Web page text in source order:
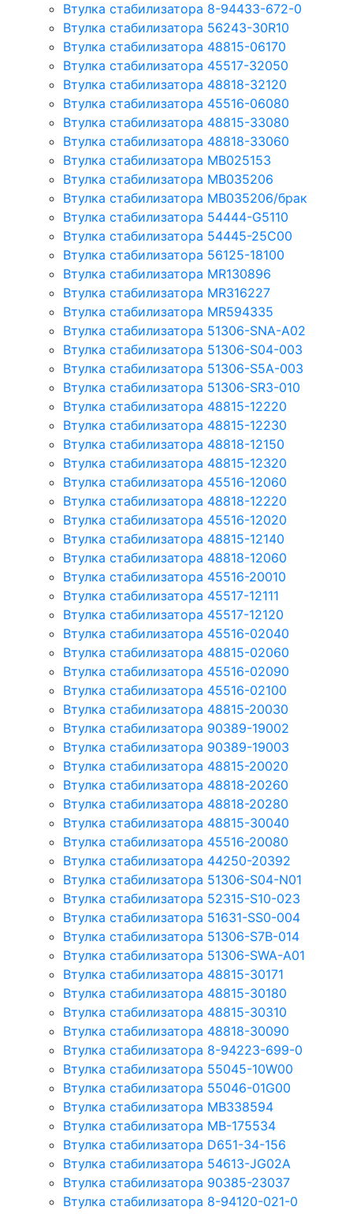
Втулка стабилизатора 8-94433-672-0
Втулка стабилизатора 56243-30R10
Втулка стабилизатора 48815-06170
Втулка стабилизатора 45517-32050
Втулка стабилизатора 48818-32120
Втулка стабилизатора 45516-06080
Втулка стабилизатора 48815-33080
Втулка стабилизатора 48818-33060
Втулка стабилизатора MB025153
Втулка стабилизатора MB035206
Втулка стабилизатора MB035206/брак
Втулка стабилизатора 54444-G5110
Втулка стабилизатора 54445-25C00
Втулка стабилизатора 56125-18100
Втулка стабилизатора MR130896
Втулка стабилизатора MR316227
Втулка стабилизатора MR594335
Втулка стабилизатора 51306-SNA-A02
Втулка стабилизатора 51306-S04-003
Втулка стабилизатора 51306-S5A-003
Втулка стабилизатора 51306-SR3-010
Втулка стабилизатора 48815-12220
Втулка стабилизатора 48815-12230
Втулка стабилизатора 48818-12150
Втулка стабилизатора 48815-12320
Втулка стабилизатора 45516-12060
Втулка стабилизатора 48818-12220
Втулка стабилизатора 45516-12020
Втулка стабилизатора 48815-12140
Втулка стабилизатора 48818-12060
Втулка стабилизатора 45516-20010
Втулка стабилизатора 45517-12111
Втулка стабилизатора 45517-12120
Втулка стабилизатора 45516-02040
Втулка стабилизатора 48815-02060
Втулка стабилизатора 45516-02090
Втулка стабилизатора 45516-02100
Втулка стабилизатора 48815-20030
Втулка стабилизатора 90389-19002
Втулка стабилизатора 90389-19003
Втулка стабилизатора 48815-20020
Втулка стабилизатора 48818-20260
Втулка стабилизатора 48818-20280
Втулка стабилизатора 48815-30040
Втулка стабилизатора 45516-20080
Втулка стабилизатора 44250-20392
Втулка стабилизатора 51306-S04-N01
Втулка стабилизатора 52315-S10-023
Втулка стабилизатора 51631-SS0-004
Втулка стабилизатора 51306-S7B-014
Втулка стабилизатора 51306-SWA-A01
Втулка стабилизатора 48815-30171
Втулка стабилизатора 48815-30180
Втулка стабилизатора 48815-30310
Втулка стабилизатора 48818-30090
Втулка стабилизатора 8-94223-699-0
Втулка стабилизатора 55045-10W00
Втулка стабилизатора 55046-01G00
Втулка стабилизатора MB338594
Втулка стабилизатора MB-175534
Втулка стабилизатора D651-34-156
Втулка стабилизатора 54613-JG02A
Втулка стабилизатора 90385-23037
Втулка стабилизатора 8-94120-021-0